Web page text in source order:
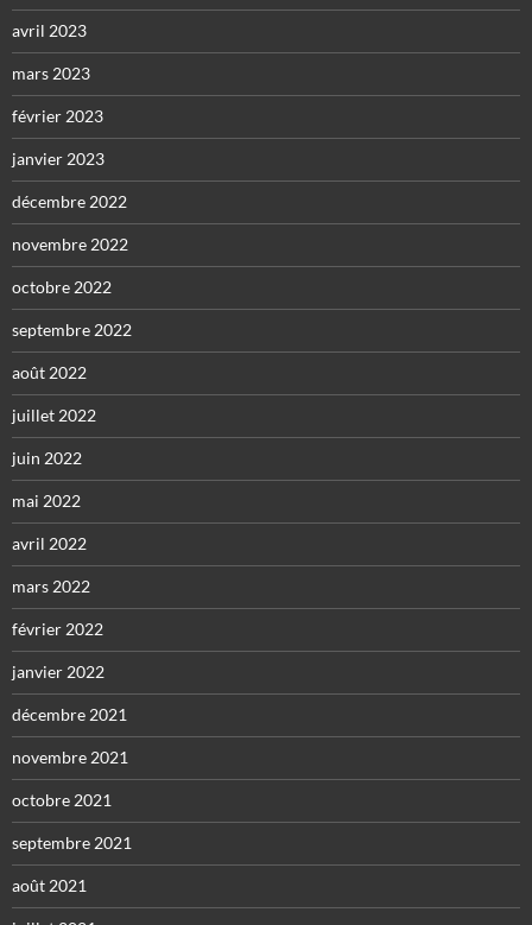
avril 2023
mars 2023
février 2023
janvier 2023
décembre 2022
novembre 2022
octobre 2022
septembre 2022
août 2022
juillet 2022
juin 2022
mai 2022
avril 2022
mars 2022
février 2022
janvier 2022
décembre 2021
novembre 2021
octobre 2021
septembre 2021
août 2021